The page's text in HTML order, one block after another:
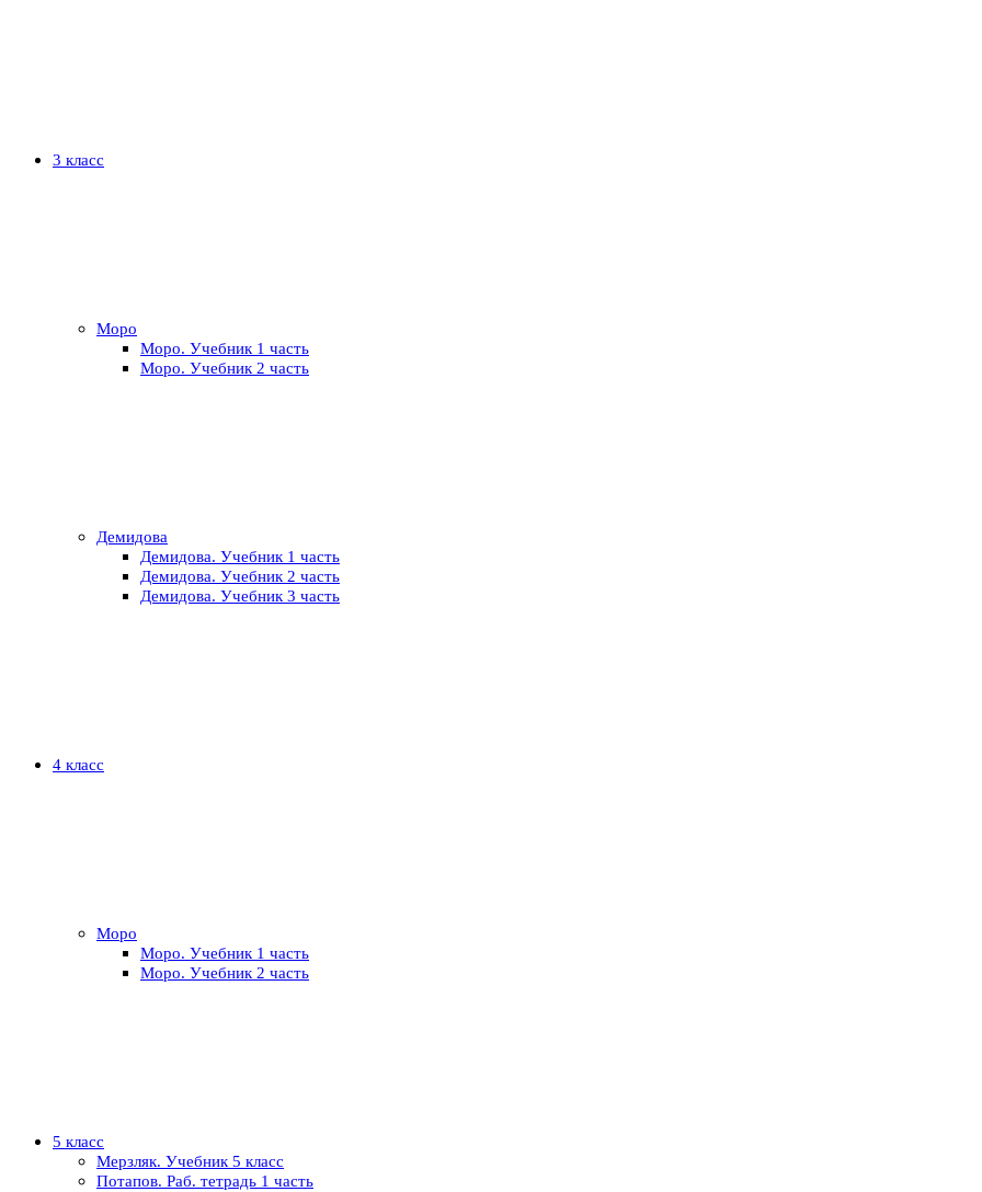
3 класс
Моро
Моро. Учебник 1 часть
Моро. Учебник 2 часть
Демидова
Демидова. Учебник 1 часть
Демидова. Учебник 2 часть
Демидова. Учебник 3 часть
4 класс
Моро
Моро. Учебник 1 часть
Моро. Учебник 2 часть
5 класс
Мерзляк. Учебник 5 класс
Потапов. Раб. тетрадь 1 часть